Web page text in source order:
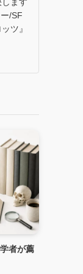
/SF
ツ』
者が薦